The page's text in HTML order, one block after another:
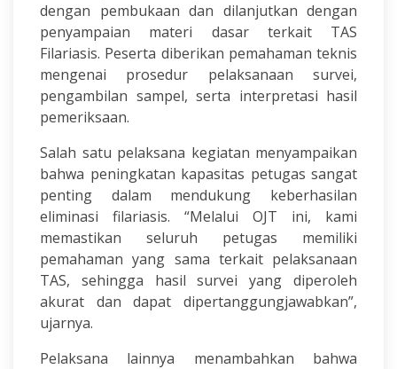
dengan pembukaan dan dilanjutkan dengan
penyampaian materi dasar terkait TAS
Filariasis. Peserta diberikan pemahaman teknis
mengenai prosedur pelaksanaan survei,
pengambilan sampel, serta interpretasi hasil
pemeriksaan.
Salah satu pelaksana kegiatan menyampaikan
bahwa peningkatan kapasitas petugas sangat
penting dalam mendukung keberhasilan
eliminasi filariasis. “Melalui OJT ini, kami
memastikan seluruh petugas memiliki
pemahaman yang sama terkait pelaksanaan
TAS, sehingga hasil survei yang diperoleh
akurat dan dapat dipertanggungjawabkan”,
ujarnya.
Pelaksana lainnya menambahkan bahwa